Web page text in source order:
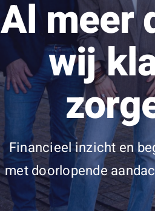
Al meer
wij
Financieel inzicht en
met doorlopende